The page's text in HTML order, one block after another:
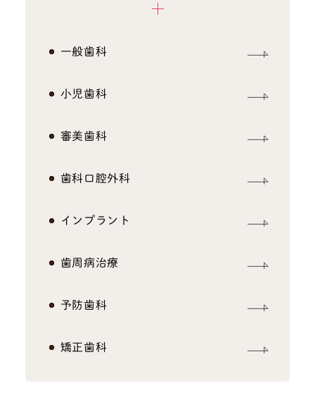
一般歯科
小児歯科
審美歯科
歯科口腔外科
インプラント
歯周病治療
予防歯科
矯正歯科